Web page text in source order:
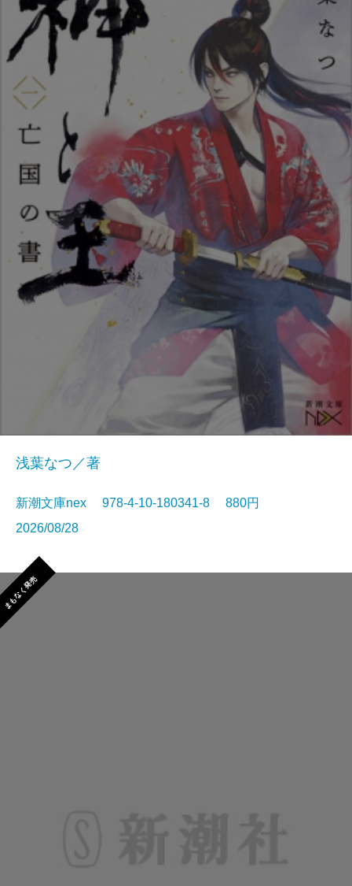
浅葉なつ／著
新潮文庫nex 978-4-10-180341-8 880円
2026/08/28
まもなく発売